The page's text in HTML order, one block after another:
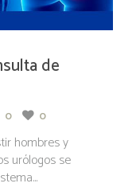
de
0 0
hombres y
urólogos se